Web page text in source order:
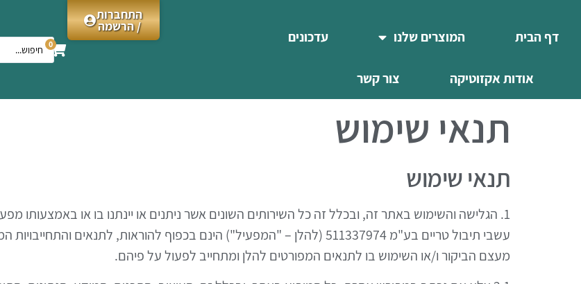
0
התחברות
/ הרשמה
דף הבית המוצרים שלנו עדכונים
אודות אקזוטיקה צור קשר
תנאי שימוש
תנאי שימוש
1. הגלישה והשימוש באתר זה, ובכלל זה כל השירותים השונים אשר ניתנים או יינתנו בו או באמצעותו
עשבי תיבול טריים בע"מ 511337974 (להלן – "המפעיל") הינם בכפוף להוראות,
מעצם הביקור ו/או השימוש בו לתנאים המפורטים להלן ומתחייב לפעול על פיהם.